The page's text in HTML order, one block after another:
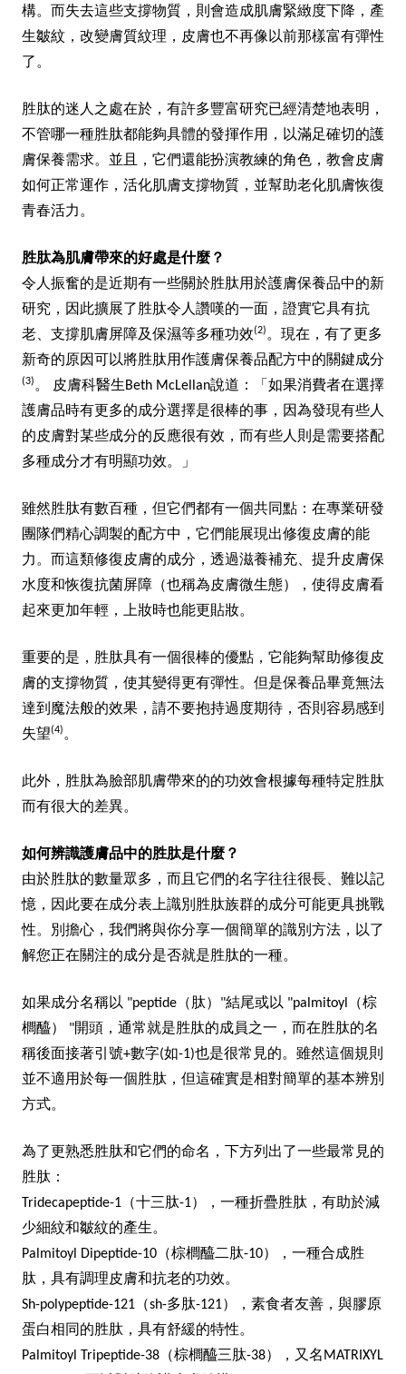
構。而失去這些支撐物質，則會造成肌膚緊緻度下降，產
生皺紋，改變膚質紋理，皮膚也不再像以前那樣富有彈性
了。
胜肽的迷人之處在於，有許多豐富研究已經清楚地表明，
不管哪一種胜肽都能夠具體的發揮作用，以滿足確切的護
膚保養需求。並且，它們還能扮演教練的角色，教會皮膚
如何正常運作，活化肌膚支撐物質，並幫助老化肌膚恢復
青春活力。
胜肽為肌膚帶來的好處是什麼？
令人振奮的是近期有一些關於胜肽用於護膚保養品中的新
研究，因此擴展了胜肽令人讚嘆的一面，證實它具有抗
老、支撐肌膚屏障及保濕等多種功效(2)。現在，有了更多
新奇的原因可以將胜肽用作護膚保養品配方中的關鍵成分
(3)。 皮膚科醫生Beth McLellan說道：「如果消費者在選擇
護膚品時有更多的成分選擇是很棒的事，因為發現有些人
的皮膚對某些成分的反應很有效，而有些人則是需要搭配
多種成分才有明顯功效。」
雖然胜肽有數百種，但它們都有一個共同點：在專業研發
團隊們精心調製的配方中，它們能展現出修復皮膚的能
力。而這類修復皮膚的成分，透過滋養補充、提升皮膚保
水度和恢復抗菌屏障（也稱為皮膚微生態），使得皮膚看
起來更加年輕，上妝時也能更貼妝。
重要的是，胜肽具有一個很棒的優點，它能夠幫助修復皮
膚的支撐物質，使其變得更有彈性。但是保養品畢竟無法
達到魔法般的效果，請不要抱持過度期待，否則容易感到
失望(4)。
此外，胜肽為臉部肌膚帶來的的功效會根據每種特定胜肽
而有很大的差異。
如何辨識護膚品中的胜肽是什麼？
由於胜肽的數量眾多，而且它們的名字往往很長、難以記
憶，因此要在成分表上識別胜肽族群的成分可能更具挑戰
性。別擔心，我們將與你分享一個簡單的識別方法，以了
解您正在關注的成分是否就是胜肽的一種。
如果成分名稱以 "peptide（肽）"結尾或以 "palmitoyl（棕
櫚醯） "開頭，通常就是胜肽的成員之一，而在胜肽的名
稱後面接著引號+數字(如-1)也是很常見的。雖然這個規則
並不適用於每一個胜肽，但這確實是相對簡單的基本辨別
方式。
為了更熟悉胜肽和它們的命名，下方列出了一些最常見的
胜肽：
Tridecapeptide-1 （十三肽-1），一種折疊胜肽，有助於減
少細紋和皺紋的產生。
Palmitoyl Dipeptide-10 （棕櫚醯二肽-10），一種合成胜
肽，具有調理皮膚和抗老的功效。
Sh-polypeptide-121 （sh-多肽-121），素食者友善，與膠原
蛋白相同的胜肽，具有舒緩的特性。
Palmitoyl Tripeptide-38 （棕櫚醯三肽-38），又名MATRIXYL